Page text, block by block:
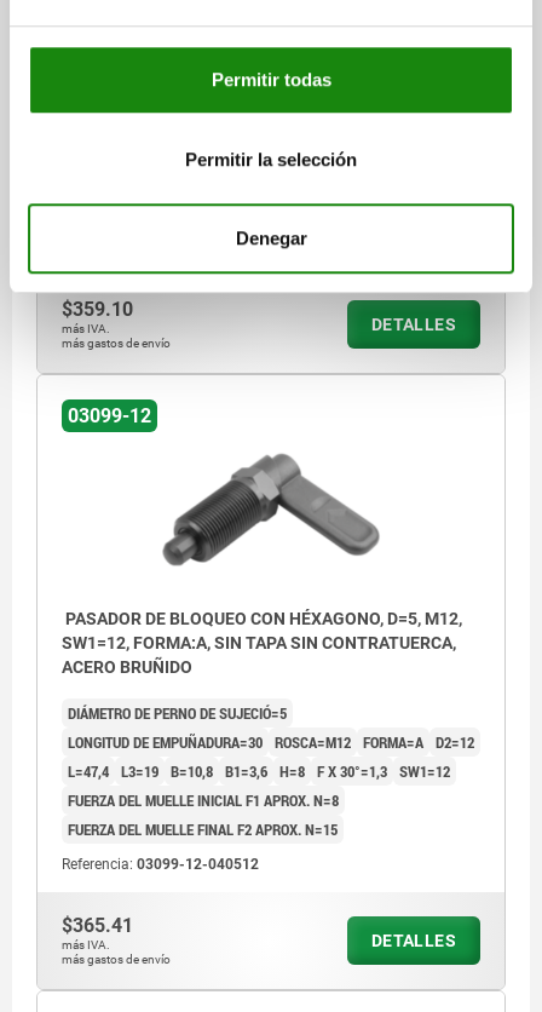
Permitir todas
Permitir la selección
Denegar
M10X1, SW1=10, FORMA:A, SIN TAPA SIN
CONTRATUERCA, ACERO BRUÑIDO
L3=15 B=9 B1=3 H=6 F X 30°=1,8
FUERZA DEL MUELLE FINAL F2 APROX. N=14
03099-12-0406101
$359.10
más IVA.
más gastos de envío
DETALLES
03099-12
PASADOR DE BLOQUEO CON HÉXAGONO, D=5, M12,
SW1=12, FORMA:A, SIN TAPA SIN CONTRATUERCA,
ACERO BRUÑIDO
DIÁMETRO DE PERNO DE SUJECIÓ=5
LONGITUD DE EMPUÑADURA=30 ROSCA=M12 FORMA=A D2=12
L=47,4 L3=19 B=10,8 B1=3,6 H=8 F X 30°=1,3 SW1=12
FUERZA DEL MUELLE INICIAL F1 APROX. N=8
FUERZA DEL MUELLE FINAL F2 APROX. N=15
Referencia: 03099-12-040512
$365.41
más IVA.
más gastos de envío
DETALLES